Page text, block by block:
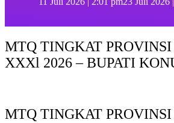
MTQ TINGKAT
XXXl 2026 – BUPATI
MTQ TINGKAT